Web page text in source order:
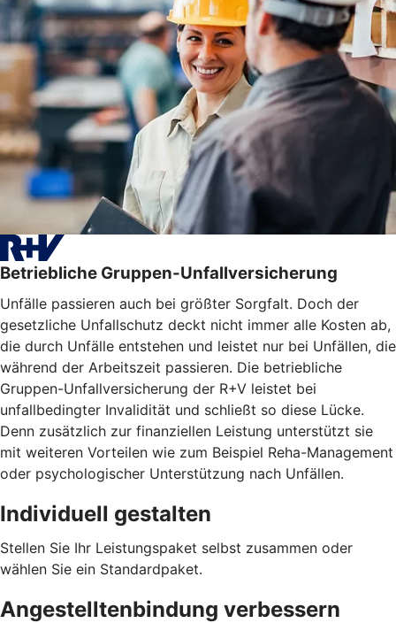
Betriebliche Gruppen-Unfallversicherung
Unfälle passieren auch bei größter Sorgfalt. Doch der
gesetzliche Unfallschutz deckt nicht immer alle Kosten ab,
die durch Unfälle entstehen und leistet nur bei Unfällen, die
während der Arbeitszeit passieren. Die betriebliche
Gruppen-Unfallversicherung der R+V leistet bei
unfallbedingter Invalidität und schließt so diese Lücke.
Denn zusätzlich zur finanziellen Leistung unterstützt sie
mit weiteren Vorteilen wie zum Beispiel Reha-Management
oder psychologischer Unterstützung nach Unfällen.
Individuell gestalten
Stellen Sie Ihr Leistungspaket selbst zusammen oder
wählen Sie ein Standardpaket.
Angestelltenbindung verbessern